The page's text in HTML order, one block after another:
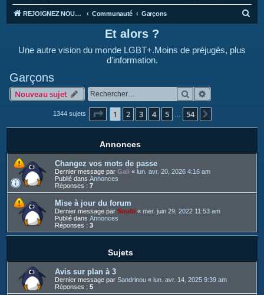
REJOIGNEZ NOUS SUR DISCORD : https://discord.gg/4C2Bvub Communauté Garçons
e
Et alors ?
Une autre vision du monde LGBT+.Moins de préjugés, plus
d'information.
Garçons
Nouveau sujet Rechercher
1344 sujets Page 1sur54
1 2 3 4 5 54
Annonces
Changez vos mots de passe
Dernier message par Gali « lun. avr. 20, 2026 4:16 am
Publié dans Annonces
Réponses : 7
Mise à jour du forum
Dernier message par Soubi « mer. juin 29, 2022 11:53 am
Publié dans Annonces
Réponses : 3
Sujets
Avis sur plan à 3
Dernier message par Sandrinou « lun. avr. 14, 2025 9:39 am
Réponses : 5